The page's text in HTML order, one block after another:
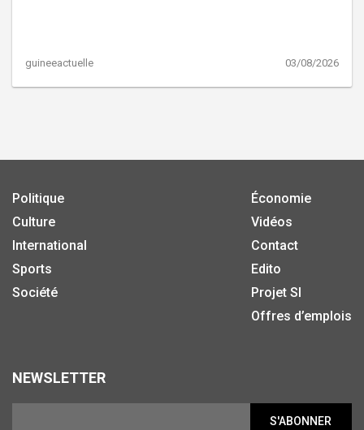
guineeactuelle 03/08/2026
Politique
Culture
International
Sports
Société
Économie
Vidéos
Contact
Edito
Projet SI
Offres d’emplois
NEWSLETTER
S'ABONNER